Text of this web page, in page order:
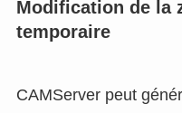
Modification de la
temporaire
CAMServer peut